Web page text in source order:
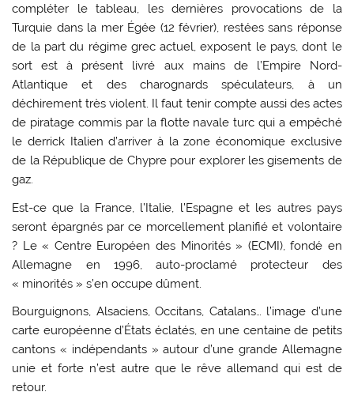
compléter le tableau, les dernières provocations de la
Turquie dans la mer Égée (12 février), restées sans réponse
de la part du régime grec actuel, exposent le pays, dont le
sort est à présent livré aux mains de l’Empire Nord-
Atlantique et des charognards spéculateurs, à un
déchirement très violent. Il faut tenir compte aussi des actes
de piratage commis par la flotte navale turc qui a empêché
le derrick Italien d’arriver à la zone économique exclusive
de la République de Chypre pour explorer les gisements de
gaz.
Est-ce que la France, l’Italie, l’Espagne et les autres pays
seront épargnés par ce morcellement planifié et volontaire
? Le « Centre Européen des Minorités » (ECMI), fondé en
Allemagne en 1996, auto-proclamé protecteur des
« minorités » s’en occupe dûment.
Bourguignons, Alsaciens, Occitans, Catalans… l’image d’une
carte européenne d’États éclatés, en une centaine de petits
cantons « indépendants » autour d’une grande Allemagne
unie et forte n’est autre que le rêve allemand qui est de
retour.